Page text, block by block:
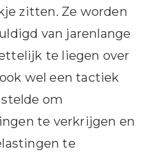
zitten. Ze worden
van jarenlange
te liegen over
wel een tactiek
om
te verkrijgen en
te